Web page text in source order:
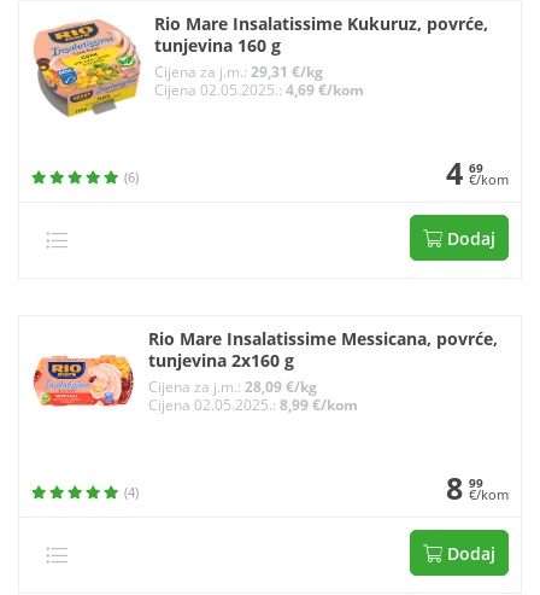
Rio Mare Insalatissime Kukuruz, povrće,
tunjevina 160 g
Cijena za j.m.: 29,31 €/kg
Cijena 02.05.2025.: 4,69 €/kom
(6) 4 69
€/kom
Dodaj
Rio Mare Insalatissime Messicana, povrće,
tunjevina 2x160 g
Cijena za j.m.: 28,09 €/kg
Cijena 02.05.2025.: 8,99 €/kom
(4) 8 99
€/kom
Dodaj